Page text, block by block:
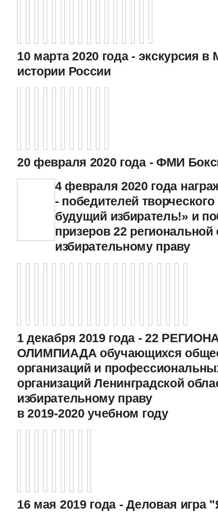
10 марта 2020 года - экскурсия в
истории России
20 февраля 2020 года - ФМИ
4 февраля 2020 года
- победителей
будущий избиратель!» и
призеров 22
избирательному праву
1 декабря 2019 года - 22
ОЛИМПИАДА обучающихся
организаций и
организаций Ленинградской
избирательному праву
в 2019-2020 учебном году
16 мая 2019 года - Деловая игра